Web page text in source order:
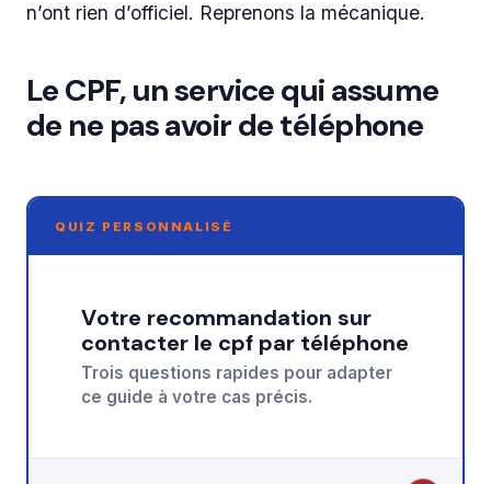
n’ont rien d’officiel. Reprenons la mécanique.
Le CPF, un service qui assume
de ne pas avoir de téléphone
QUIZ PERSONNALISÉ
Votre recommandation sur
contacter le cpf par téléphone
Trois questions rapides pour adapter
ce guide à votre cas précis.